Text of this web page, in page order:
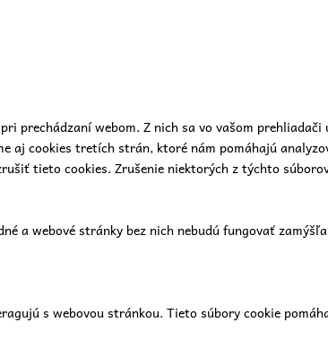
prechádzaní webom. Z nich sa vo vašom
aj cookies tretích strán, ktoré nám pomáhajú
tieto cookies. Zrušenie niektorých z týchto
a webové stránky bez nich nebudú fungovať
s webovou stránkou. Tieto súbory cookie